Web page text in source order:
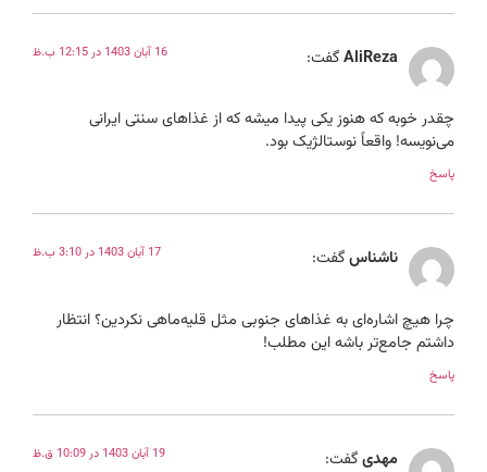
AliRezaگفت: 16 آبان 1403 در 12:15 ب.ظ
چقدر خوبه که هنوز یکی پیدا میشه که از غذاهای سنتی ایرانی
می‌نویسه! واقعاً نوستالژیک بود.
پاسخ
ناشناسگفت: 17 آبان 1403 در 3:10 ب.ظ
چرا هیچ اشاره‌ای به غذاهای جنوبی مثل قلیه‌ماهی نکردین؟ انتظار
داشتم جامع‌تر باشه این مطلب!
پاسخ
مهدیگفت: 19 آبان 1403 در 10:09 ق.ظ